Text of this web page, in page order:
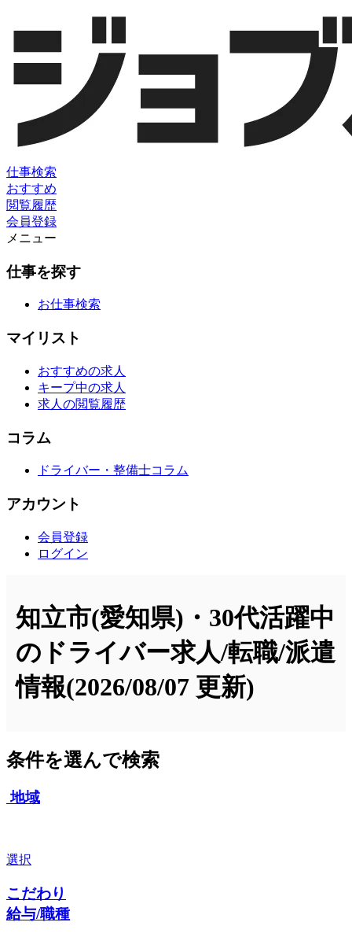
仕事検索
おすすめ
閲覧履歴
会員登録
メニュー
仕事を探す
お仕事検索
マイリスト
おすすめの求人
キープ中の求人
求人の閲覧履歴
コラム
ドライバー・整備士コラム
アカウント
会員登録
ログイン
知立市(愛知県)・30代活躍中
のドライバー求人/転職/派遣
情報(2026/08/07 更新)
条件を選んで検索
地域
選択
こだわり
給与/職種